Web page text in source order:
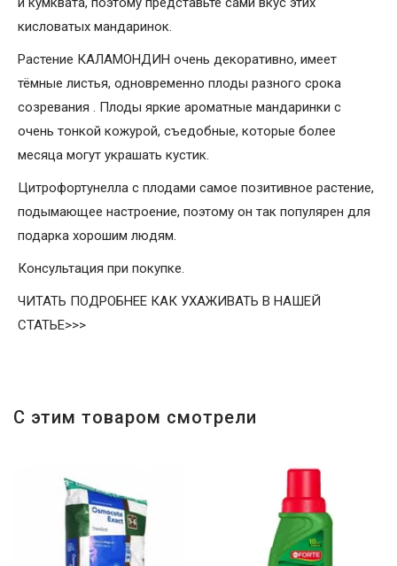
кисловатых мандаринок.
Растение КАЛАМОНДИН очень декоративно, имеет
тёмные листья, одновременно плоды разного срока
созревания . Плоды яркие ароматные мандаринки с
очень тонкой кожурой, съедобные, которые более
месяца могут украшать кустик.
Цитрофортунелла с плодами самое позитивное растение,
подымающее настроение, поэтому он так популярен для
подарка хорошим людям.
Консультация при покупке.
ЧИТАТЬ ПОДРОБНЕЕ КАК УХАЖИВАТЬ В НАШЕЙ
СТАТЬЕ>>>
С этим товаром смотрели